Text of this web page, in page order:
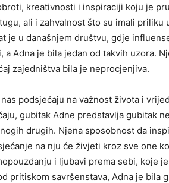
kreativnosti i inspiraciji koju je
ali i zahvalnost što su imali
je u današnjem društvu, gdje
a Adna je bila jedan od takvih uzora.
zajedništva bila je neprocjenjiva.
podsjećaju na važnost života i
gubitak Adne predstavlja gubitak
drugih. Njena sposobnost da
na nju će živjeti kroz sve one
i ljubavi prema sebi, koje
pritiskom savršenstava, Adna je bila